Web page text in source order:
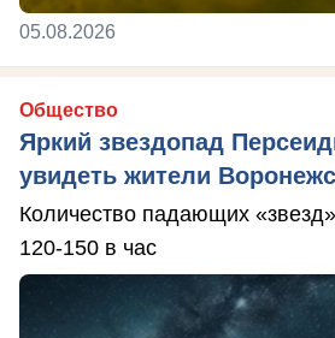
05.08.2026
Общество
Яркий звездопад
увидеть жители
Количество падающих
120-150 в час